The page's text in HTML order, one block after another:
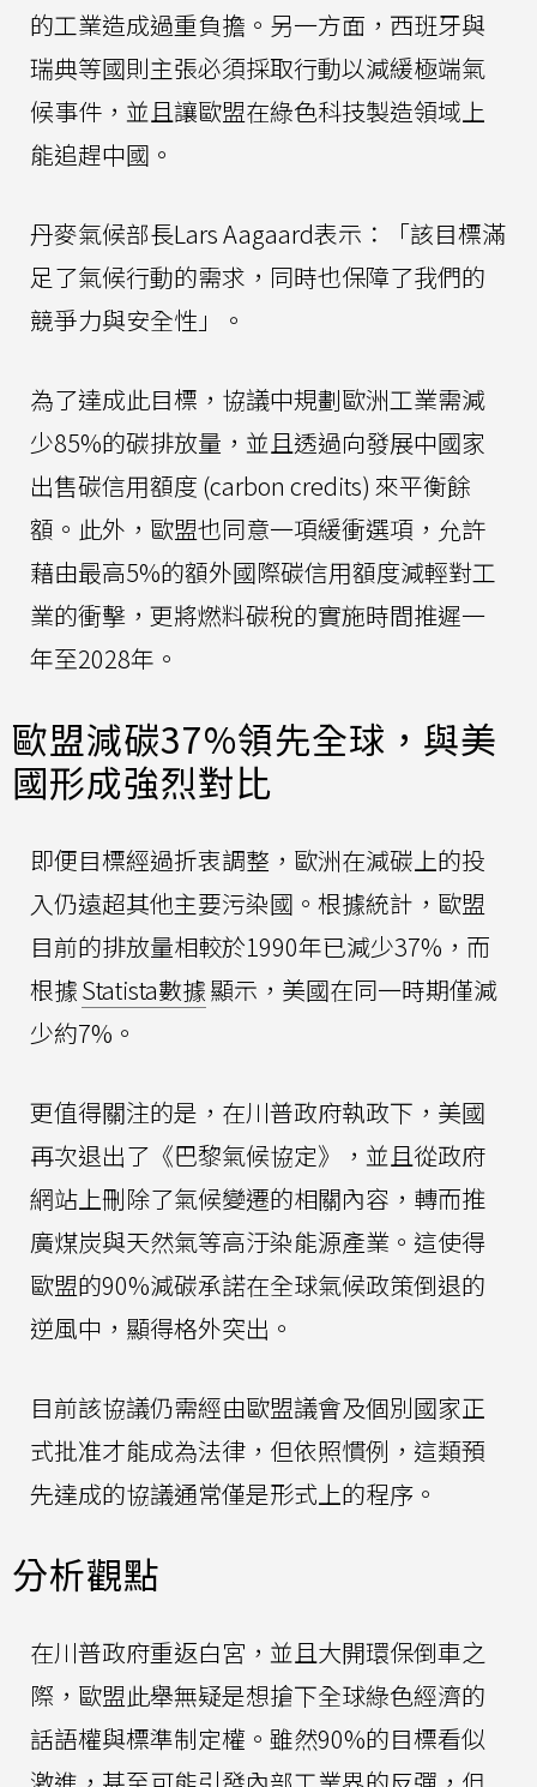
的工業造成過重負擔。另一方面，西班牙與
瑞典等國則主張必須採取行動以減緩極端氣
候事件，並且讓歐盟在綠色科技製造領域上
能追趕中國。
丹麥氣候部長Lars Aagaard表示：「該目標滿
足了氣候行動的需求，同時也保障了我們的
競爭力與安全性」。
為了達成此目標，協議中規劃歐洲工業需減
少85%的碳排放量，並且透過向發展中國家
出售碳信用額度 (carbon credits) 來平衡餘
額。此外，歐盟也同意一項緩衝選項，允許
藉由最高5%的額外國際碳信用額度減輕對工
業的衝擊，更將燃料碳稅的實施時間推遲一
年至2028年。
歐盟減碳37%領先全球，與美
國形成強烈對比
即便目標經過折衷調整，歐洲在減碳上的投
入仍遠超其他主要污染國。根據統計，歐盟
目前的排放量相較於1990年已減少37%，而
根據Statista數據顯示，美國在同一時期僅減
少約7%。
更值得關注的是，在川普政府執政下，美國
再次退出了《巴黎氣候協定》，並且從政府
網站上刪除了氣候變遷的相關內容，轉而推
廣煤炭與天然氣等高汙染能源產業。這使得
歐盟的90%減碳承諾在全球氣候政策倒退的
逆風中，顯得格外突出。
目前該協議仍需經由歐盟議會及個別國家正
式批准才能成為法律，但依照慣例，這類預
先達成的協議通常僅是形式上的程序。
分析觀點
在川普政府重返白宮，並且大開環保倒車之
際，歐盟此舉無疑是想搶下全球綠色經濟的
話語權與標準制定權。雖然90%的目標看似